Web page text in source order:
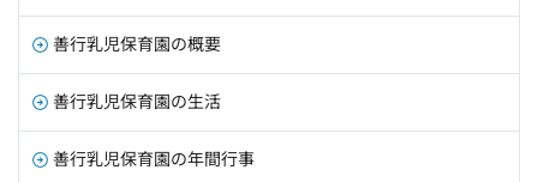
善行乳児保育園の概要
善行乳児保育園の生活
善行乳児保育園の年間行事